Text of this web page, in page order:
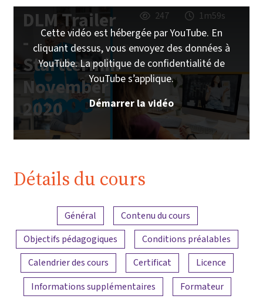
DLM Trailer
-
Starttermin
November
2020
247 1m59s
Cette vidéo est hébergée par YouTube. En
cliquant dessus, vous envoyez des données à
YouTube. La politique de confidentialité de
YouTube s’applique.
Démarrer la vidéo
Détails du cours
Aperçu du contenu
Général
Contenu du cours
Objectifs pédagogiques
Conditions préalables
Calendrier des cours
Certificat
Licence
Informations supplémentaires
Formateur